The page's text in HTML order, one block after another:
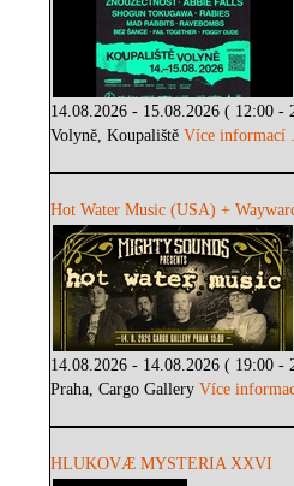
14.08.2026 - 15.08.2026 ( 12:00 -
Volyně, KoupalištěVíce informací
Hot Water Music (USA) +
14.08.2026 - 14.08.2026 ( 19:00 -
Praha, Cargo GalleryVíce
HLUKOVÆ MYSTERIA XXVI